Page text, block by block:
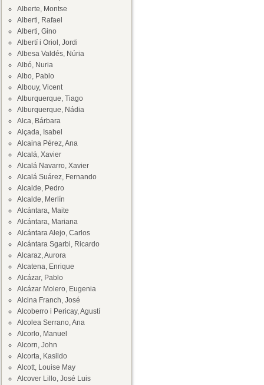
Alberte, Montse
Alberti, Rafael
Alberti, Gino
Albertí i Oriol, Jordi
Albesa Valdés, Núria
Albó, Nuria
Albo, Pablo
Albouy, Vicent
Alburquerque, Tiago
Alburquerque, Nádia
Alca, Bárbara
Alçada, Isabel
Alcaina Pérez, Ana
Alcalá, Xavier
Alcalá Navarro, Xavier
Alcalá Suárez, Fernando
Alcalde, Pedro
Alcalde, Merlín
Alcántara, Maite
Alcántara, Mariana
Alcántara Alejo, Carlos
Alcántara Sgarbi, Ricardo
Alcaraz, Aurora
Alcatena, Enrique
Alcázar, Pablo
Alcázar Molero, Eugenia
Alcina Franch, José
Alcoberro i Pericay, Agustí
Alcolea Serrano, Ana
Alcorlo, Manuel
Alcorn, John
Alcorta, Kasildo
Alcott, Louise May
Alcover Lillo, José Luis